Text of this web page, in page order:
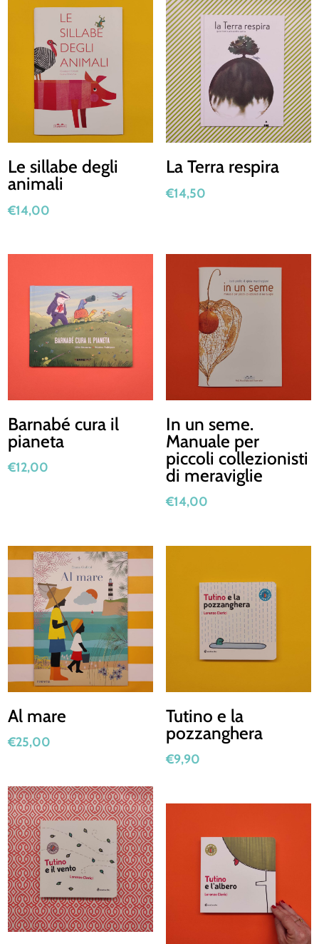
Le sillabe degli
animali
€14,00
La Terra respira
€14,50
Barnabé cura il
pianeta
€12,00
In un seme.
Manuale per
piccoli collezionisti
di meraviglie
€14,00
Al mare
€25,00
Tutino e la
pozzanghera
€9,90